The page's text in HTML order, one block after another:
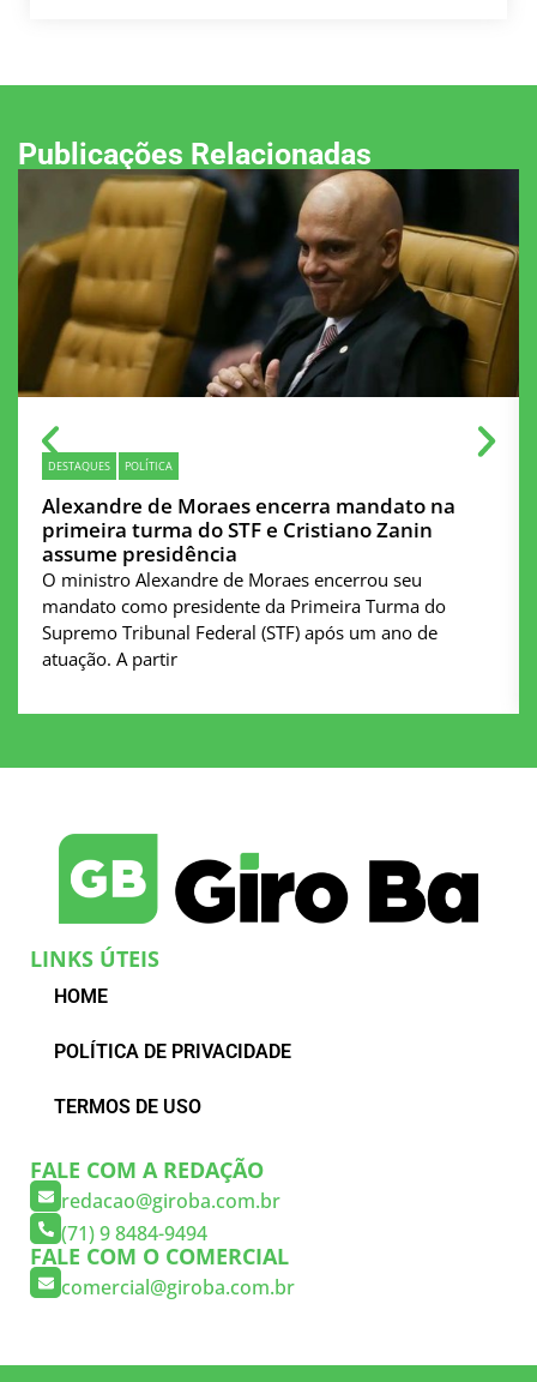
Publicações Relacionadas
DESTAQUES POLÍTICA
Alexandre de Moraes encerra mandato na
primeira turma do STF e Cristiano Zanin
assume presidência
O ministro Alexandre de Moraes encerrou seu
mandato como presidente da Primeira Turma do
Supremo Tribunal Federal (STF) após um ano de
atuação. A partir
LINKS ÚTEIS
HOME
POLÍTICA DE PRIVACIDADE
TERMOS DE USO
FALE COM A REDAÇÃO
redacao@giroba.com.br
(71) 9 8484-9494
FALE COM O COMERCIAL
comercial@giroba.com.br